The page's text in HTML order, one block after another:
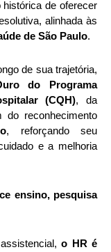
de oferecer
alinhada às
de São Paulo.
de sua trajetória,
do Programa
(CQH), da
do reconhecimento
, reforçando seu
e a melhoria
ensino, pesquisa
o HR é